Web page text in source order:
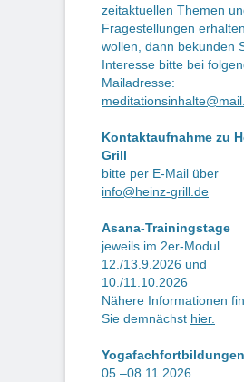
zeitaktuellen Themen
Fragestellungen erhalten
wollen, dann bekunden
Interesse bitte bei
Mailadresse:
Kontaktaufnahme zu
Grill
bitte per E-Mail über
info@heinz-grill.de
Asana-Trainingstage
jeweils im 2er-Modul
12./13.9.2026 und
10./11.10.2026
Nähere Informationen
Sie demnächst hier.
Yogafachfortbildungen
05.–08.11.2026